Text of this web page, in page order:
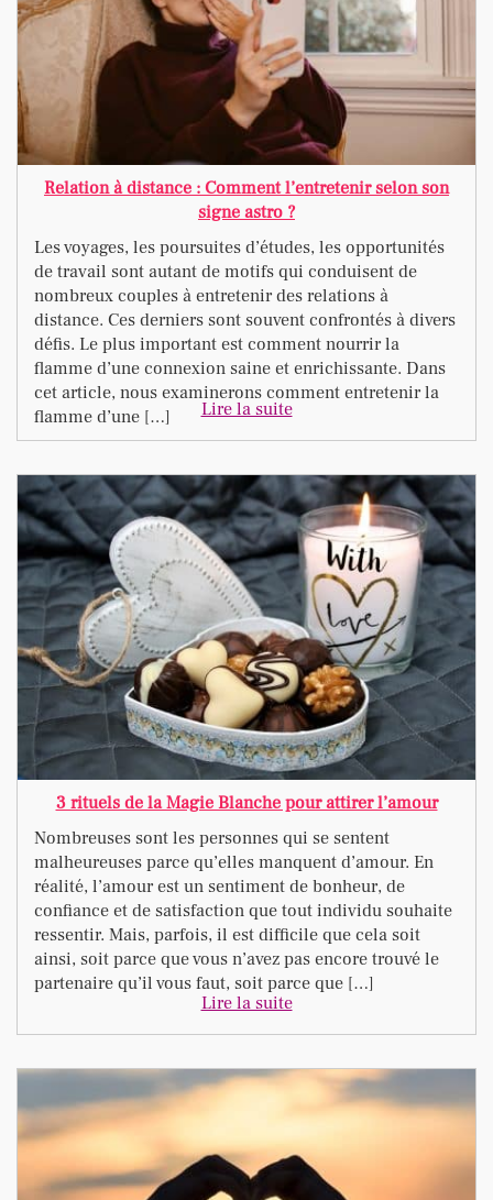
Relation à distance : Comment l’entretenir selon son
signe astro ?
Les voyages, les poursuites d’études, les opportunités
de travail sont autant de motifs qui conduisent de
nombreux couples à entretenir des relations à
distance. Ces derniers sont souvent confrontés à divers
défis. Le plus important est comment nourrir la
flamme d’une connexion saine et enrichissante. Dans
cet article, nous examinerons comment entretenir la
flamme d’une […]
Lire la suite
3 rituels de la Magie Blanche pour attirer l’amour
Nombreuses sont les personnes qui se sentent
malheureuses parce qu’elles manquent d’amour. En
réalité, l’amour est un sentiment de bonheur, de
confiance et de satisfaction que tout individu souhaite
ressentir. Mais, parfois, il est difficile que cela soit
ainsi, soit parce que vous n’avez pas encore trouvé le
partenaire qu’il vous faut, soit parce que […]
Lire la suite